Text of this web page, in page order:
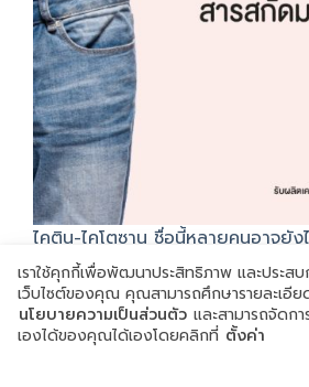
ไคติน-ไคโตซาน ชื่อนี้หลายคนอาจยัง
กันยายน 17, 2019
เราใช้คุกกี้เพื่อพัฒนาประสิทธิภาพ และประส
เว็บไซต์ของคุณ คุณสามารถศึกษารายละเอีย
นโยบายความเป็นส่วนตัว และสามารถจัดก
เองได้ของคุณได้เองโดยคลิกที่ ตั้งค่า